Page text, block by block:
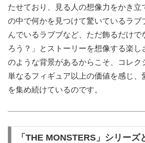
たせており、見る人の想像力をかき立
の中で何かを見つけて驚いているラブ
んでいるラブブなど、ただ飾るだけで
ろう？」とストーリーを想像する楽し
のような背景があるからこそ、コレク
単なるフィギュア以上の価値を感じ、
を集め続けているのです。
「THE MONSTERS」シリーズ